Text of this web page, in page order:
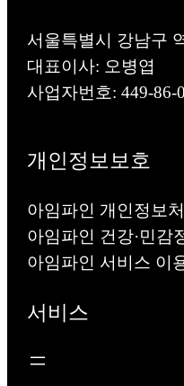
서울특별시 강남구
대표이사: 오병엽
사업자번호: 449-86-
개인정보보호
아임파인 개인정보
아임파인 건강·민감
아임파인 서비스 이
서비스